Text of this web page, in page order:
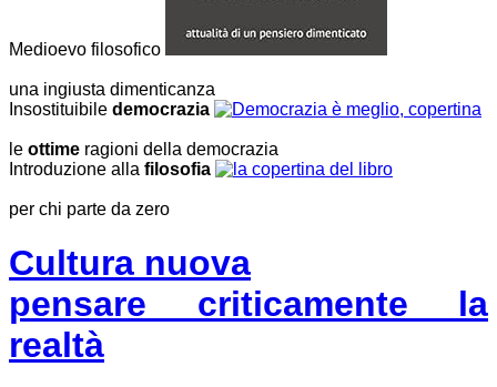
Medioevo filosofico
una ingiusta dimenticanza
Insostituibile democrazia
le ottime ragioni della democrazia
Introduzione alla filosofia
per chi parte da zero
Cultura nuova
pensare criticamente la
realtà